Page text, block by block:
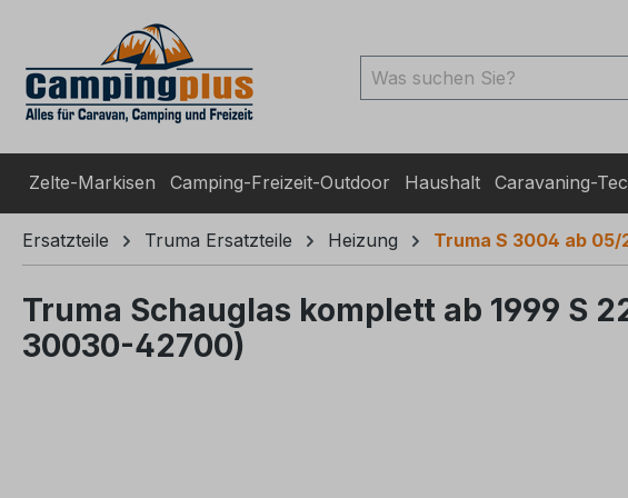
Zur Suche springen
Zelte-Markisen Camping-Freizeit-Outdoor Haushalt Caravaning-
Ersatzteile Truma Ersatzteile Heizung Truma S 3004 ab 05/
Truma Schauglas komplett ab 1999 S
30030-42700)